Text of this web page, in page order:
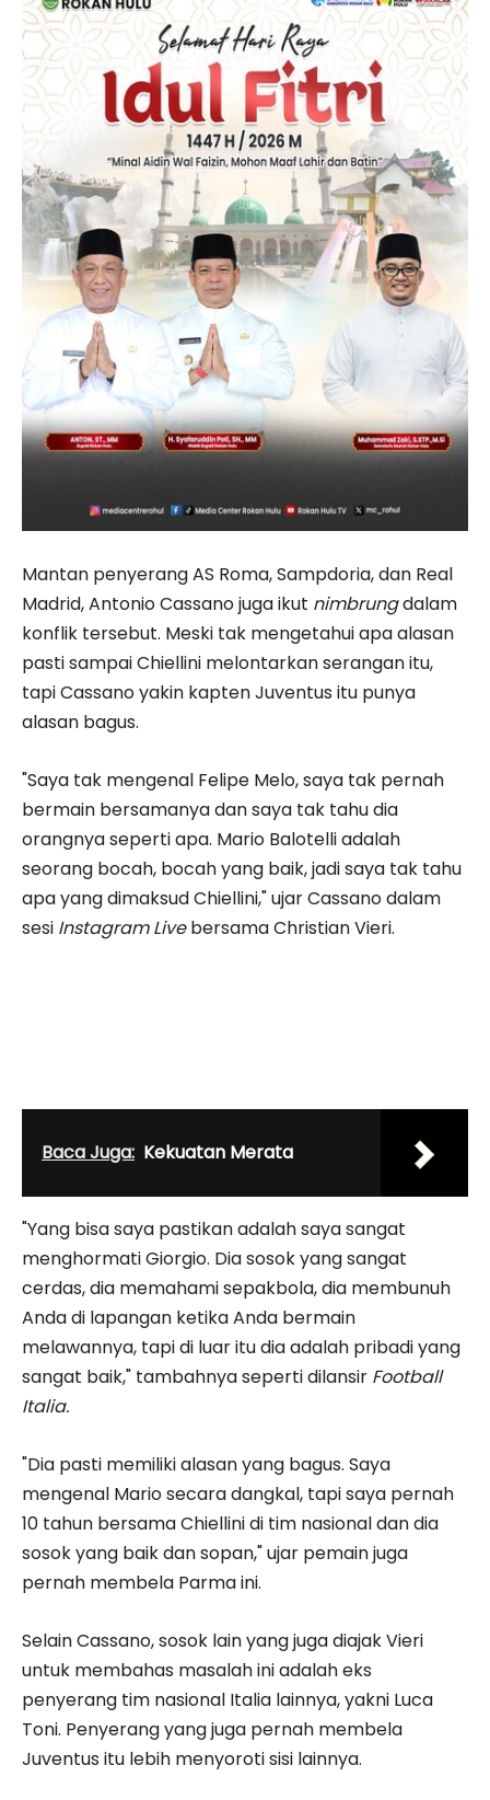
Mantan penyerang AS Roma, Sampdoria, dan Real
Madrid, Antonio Cassano juga ikut nimbrungdalam
konflik tersebut. Meski tak mengetahui apa alasan
pasti sampai Chiellini melontarkan serangan itu,
tapi Cassano yakin kapten Juventus itu punya
alasan bagus.
"Saya tak mengenal Felipe Melo, saya tak pernah
bermain bersamanya dan saya tak tahu dia
orangnya seperti apa. Mario Balotelli adalah
seorang bocah, bocah yang baik, jadi saya tak tahu
apa yang dimaksud Chiellini," ujar Cassano dalam
sesi Instagram Livebersama Christian Vieri.
Baca Juga: Kekuatan Merata
"Yang bisa saya pastikan adalah saya sangat
menghormati Giorgio. Dia sosok yang sangat
cerdas, dia memahami sepakbola, dia membunuh
Anda di lapangan ketika Anda bermain
melawannya, tapi di luar itu dia adalah pribadi yang
sangat baik," tambahnya seperti dilansir Football
Italia.
"Dia pasti memiliki alasan yang bagus. Saya
mengenal Mario secara dangkal, tapi saya pernah
10 tahun bersama Chiellini di tim nasional dan dia
sosok yang baik dan sopan," ujar pemain juga
pernah membela Parma ini.
Selain Cassano, sosok lain yang juga diajak Vieri
untuk membahas masalah ini adalah eks
penyerang tim nasional Italia lainnya, yakni Luca
Toni. Penyerang yang juga pernah membela
Juventus itu lebih menyoroti sisi lainnya.